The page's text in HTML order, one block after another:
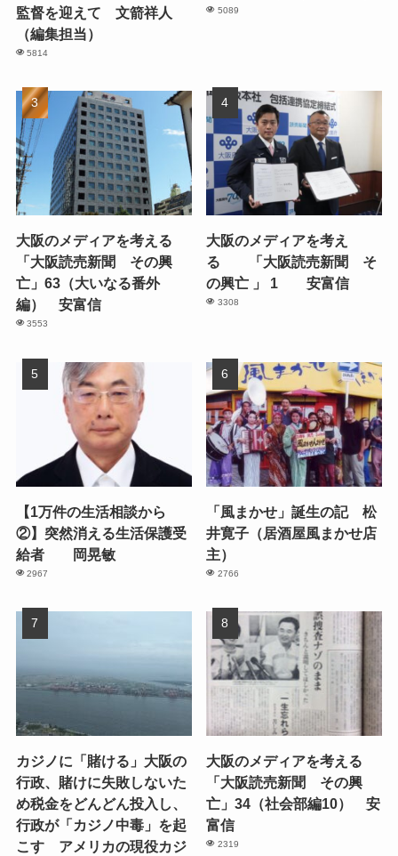
監督を迎えて 文箭祥人
（編集担当）
5814
5089
大阪のメディアを考える
「大阪読売新聞 その興
亡」63（大いなる番外
編） 安富信
3553
大阪のメディアを考え
る 「大阪読売新聞 そ
の興亡 」 1 安富信
3308
【1万件の生活相談から
②】突然消える生活保護受
給者 岡晃敏
2967
「風まかせ」誕生の記 松
井寛子（居酒屋風まかせ店
主）
2766
カジノに「賭ける」大阪の
行政、賭けに失敗しないた
め税金をどんどん投入し、
行政が「カジノ中毒」を起
こす アメリカの現役カジ
大阪のメディアを考える
「大阪読売新聞 その興
亡」34（社会部編10） 安
富信
2319